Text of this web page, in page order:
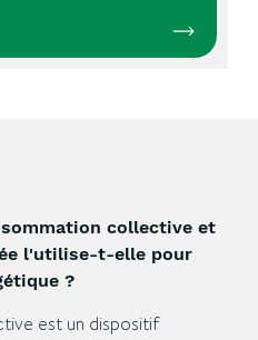
En savoir
collective et
l'utilise-t-elle pour
?
est un dispositif